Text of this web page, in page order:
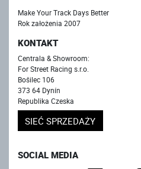
Make Your Track Days Better
Rok założenia 2007
KONTAKT
Centrala & Showroom:
For Street Racing s.r.o.
Bošilec 106
373 64 Dynín
Republika Czeska
SIEĆ SPRZEDAŻY
SOCIAL MEDIA